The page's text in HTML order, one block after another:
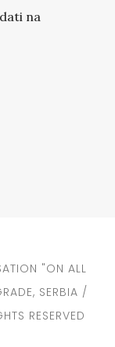
na
"ON ALL
SERBIA /
RESERVED